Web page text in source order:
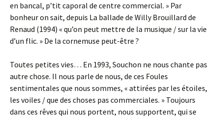
en bancal, p’tit caporal de centre commercial. » Par
bonheur on sait, depuis La ballade de Willy Brouillard de
Renaud (1994) « qu’on peut mettre de la musique / sur la vie
d’un flic. » De la cornemuse peut-être ?
Toutes petites vies… En 1993, Souchon ne nous chante pas
autre chose. Il nous parle de nous, de ces Foules
sentimentales que nous sommes, « attirées par les étoiles,
les voiles / que des choses pas commerciales. » Toujours
dans ces rêves qui nous portent, nous supportent, qui se